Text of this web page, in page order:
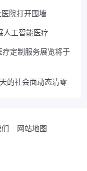
院打开围墙
人工智能医疗
定制服务展览将于
的社会面动态清零
网站地图